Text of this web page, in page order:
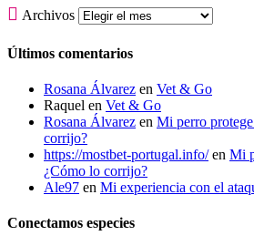
 Archivos
Últimos comentarios
Rosana Álvarez en Vet & Go
Raquel en Vet & Go
Rosana Álvarez en Mi perro
corrijo?
https://mostbet-portugal.info/en Mi
¿Cómo lo corrijo?
Ale97 en Mi experiencia con el
Conectamos especies